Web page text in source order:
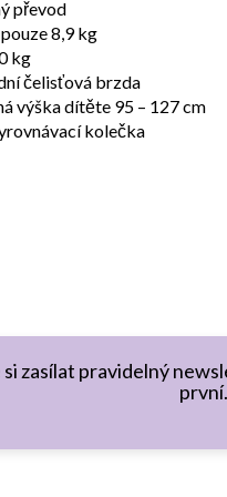
zasílat pravidelný
první.
převod
8,9 kg
kg
čelisťová brzda
výška dítěte 95 – 127 cm
kolečka